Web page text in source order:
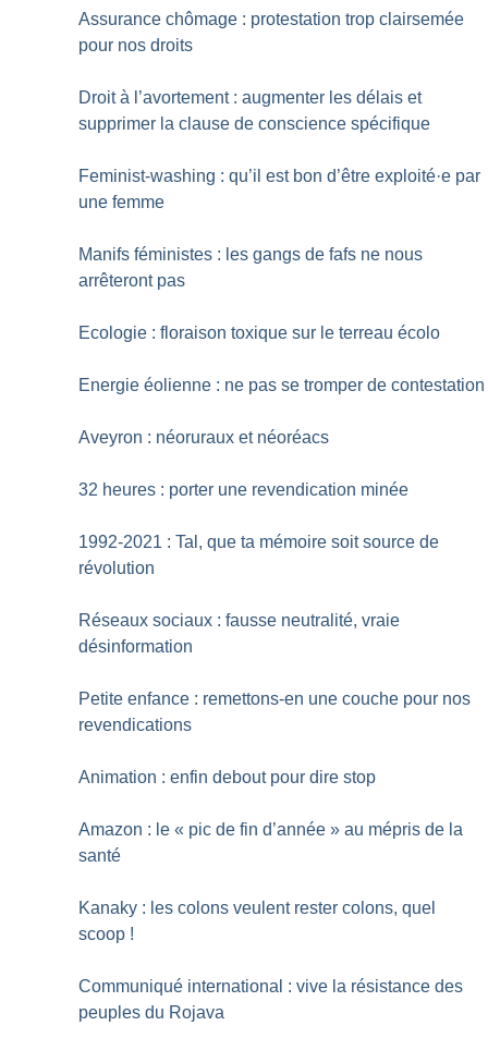
Assurance chômage : protestation trop clairsemée
pour nos droits
Droit à l’avortement : augmenter les délais et
supprimer la clause de conscience spécifique
Feminist-washing : qu’il est bon d’être exploité·e par
une femme
Manifs féministes : les gangs de fafs ne nous
arrêteront pas
Ecologie : floraison toxique sur le terreau écolo
Energie éolienne : ne pas se tromper de contestation
Aveyron : néoruraux et néoréacs
32 heures : porter une revendication minée
1992-2021 : Tal, que ta mémoire soit source de
révolution
Réseaux sociaux : fausse neutralité, vraie
désinformation
Petite enfance : remettons-en une couche pour nos
revendications
Animation : enfin debout pour dire stop
Amazon : le « pic de fin d’année » au mépris de la
santé
Kanaky : les colons veulent rester colons, quel
scoop !
Communiqué international : vive la résistance des
peuples du Rojava